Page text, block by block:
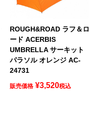
ROUGH&ROAD ラフ＆ロ
ード ACERBIS
UMBRELLA サーキット
パラソル オレンジ AC-
24731
販売価格 ¥3,520税込